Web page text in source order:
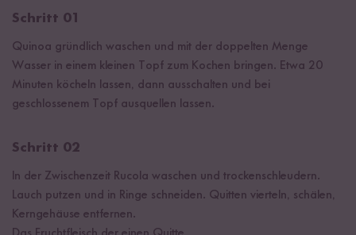
Schritt 01
Quinoa gründlich waschen und mit der doppelten Menge
Wasser in einem kleinen Topf zum Kochen bringen. Etwa 20
Minuten köcheln lassen, dann ausschalten und bei
geschlossenem Topf ausquellen lassen.
Schritt 02
In der Zwischenzeit Rucola waschen und trockenschleudern.
Lauch putzen und in Ringe schneiden. Quitten vierteln, schälen,
Kerngehäuse entfernen.